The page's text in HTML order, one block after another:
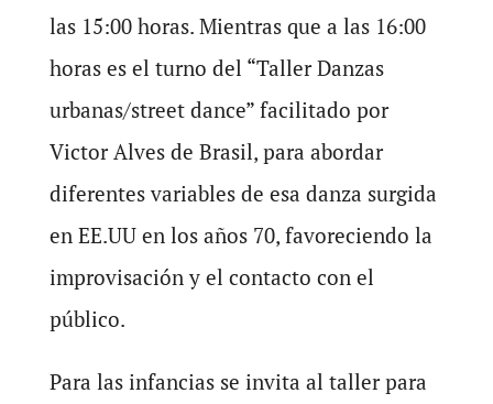
las 15:00 horas. Mientras que a las 16:00
horas es el turno del “Taller Danzas
urbanas/street dance” facilitado por
Victor Alves de Brasil, para abordar
diferentes variables de esa danza surgida
en EE.UU en los años 70, favoreciendo la
improvisación y el contacto con el
público.
Para las infancias se invita al taller para